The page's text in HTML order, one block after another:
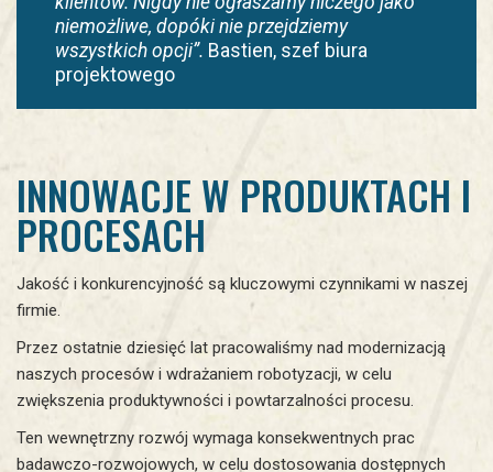
niemożliwe, dopóki nie przejdziemy
wszystkich opcji”. Bastien, szef biura
projektowego
INNOWACJE W PRODUKTACH I
PROCESACH
Jakość i konkurencyjność są kluczowymi czynnikami w naszej
firmie.
Przez ostatnie dziesięć lat pracowaliśmy nad modernizacją
naszych procesów i wdrażaniem robotyzacji, w celu
zwiększenia produktywności i powtarzalności procesu.
Ten wewnętrzny rozwój wymaga konsekwentnych prac
badawczo-rozwojowych, w celu dostosowania dostępnych